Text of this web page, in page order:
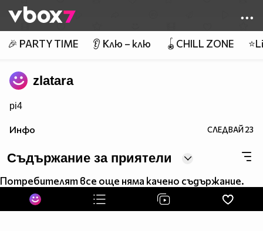
👾
🎉 PARTY TIME 👂 Клю – клю 🪀CHILL ZONE
zlatara
pi4
Инфо СЛЕДВАЙ23
Съдържание за приятели
Потребителят все още няма качено съдържание.